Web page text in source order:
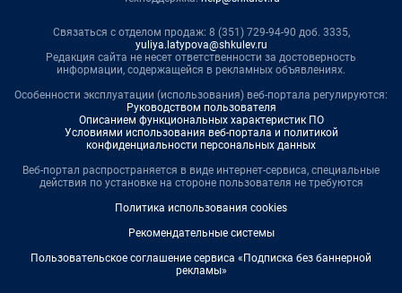
Связаться с отделом продаж: 8 (351) 729-94-90 доб. 3335,
yuliya.latypova@shkulev.ru
Редакция сайта не несет ответственности за достоверность
информации, содержащейся в рекламных объявлениях.
Особенности эксплуатации (использования) веб-портала регулируются:
Руководством пользователя
Описанием функциональных характеристик ПО
Условиями использования веб-портала и политикой
конфиденциальности персональных данных
Веб-портал распространяется в виде интернет-сервиса, специальные
действия по установке на стороне пользователя не требуются
Политика использования cookies
Рекомендательные системы
Пользовательское соглашение сервиса «Подписка без баннерной
рекламы»